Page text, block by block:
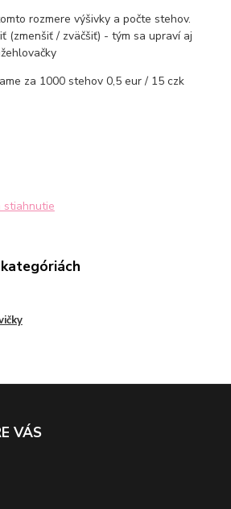
rozmere výšivky a počte stehov.
(zmenšiť / zväčšiť) - tým sa upraví aj
za 1000 stehov 0,5 eur / 15 czk
stiahnutie
VÁS